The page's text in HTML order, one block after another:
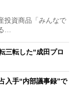
投資商品「みんなで
…
三転した“成田プロ
入手“内部議事録”で